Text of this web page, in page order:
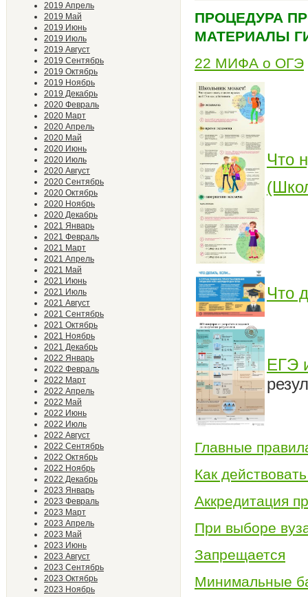
2019 Апрель
2019 Май
2019 Июнь
2019 Июль
2019 Август
2019 Сентябрь
2019 Октябрь
2019 Ноябрь
2019 Декабрь
2020 Февраль
2020 Март
2020 Апрель
2020 Май
2020 Июнь
2020 Июль
2020 Август
2020 Сентябрь
2020 Октябрь
2020 Ноябрь
2020 Декабрь
2021 Январь
2021 Февраль
2021 Март
2021 Апрель
2021 Май
2021 Июнь
2021 Июль
2021 Август
2021 Сентябрь
2021 Октябрь
2021 Ноябрь
2021 Декабрь
2022 Январь
2022 Февраль
2022 Март
2022 Апрель
2022 Май
2022 Июнь
2022 Июль
2022 Август
2022 Сентябрь
2022 Октябрь
2022 Ноябрь
2022 Декабрь
2023 Январь
2023 Февраль
2023 Март
2023 Апрель
2023 Май
2023 Июнь
2023 Август
2023 Сентябрь
2023 Октябрь
2023 Ноябрь
ПРОЦЕДУРА
МАТЕРИАЛЫ
22 МИФА о ОГЭ
Что
Что
ЕГЭ
Главные
Как
Аккредитация
При выборе
Запрещается
Минимальные